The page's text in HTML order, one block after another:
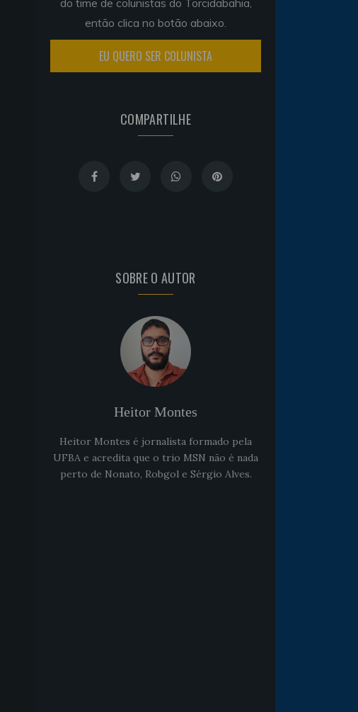
do time de colunistas do Torcidabahia,
então clica no botão abaixo.
EU QUERO SER COLUNISTA
COMPARTILHE
SOBRE O AUTOR
Heitor Montes
Heitor Montes é jornalista formado pela
UFBA e acredita que o trio MSN não é nada
perto de Nonato, Robgol e Sérgio Alves.